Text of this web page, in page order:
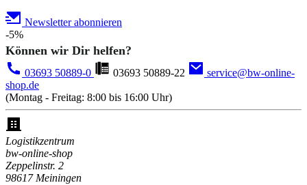
Newsletter abonnieren
-5%
Können wir Dir helfen?
03693 50889-0 03693 50889-22
service@bw-online-
shop.de
(Montag - Freitag: 8:00 bis 16:00 Uhr)
Logistikzentrum
bw-online-shop
Zeppelinstr. 2
98617 Meiningen